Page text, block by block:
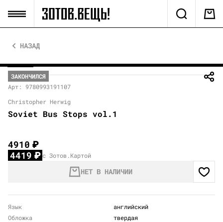
НАЗАД
ЗАКОНЧИЛСЯ
Арт: 9780993191107
Christopher Herwig
Soviet Bus Stops vol.1
4910₽
4419₽ с Зотов.Картой
НЕТ В НАЛИЧИИ
Язык
английский
Обложка
твердая